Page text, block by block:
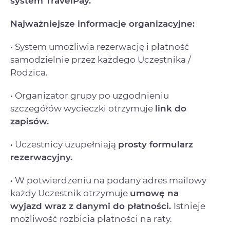
Najważniejsze informacje organizacyjne:
• System umożliwia rezerwację i płatność
samodzielnie przez każdego Uczestnika /
Rodzica.
• Organizator grupy po uzgodnieniu
szczegółów wycieczki otrzymuje link do
zapisów.
• Uczestnicy uzupełniają prosty formularz
rezerwacyjny.
• W potwierdzeniu na podany adres mailowy
każdy Uczestnik otrzymuje umowę na
wyjazd wraz z danymi do płatności. Istnieje
możliwość rozbicia płatności na raty.